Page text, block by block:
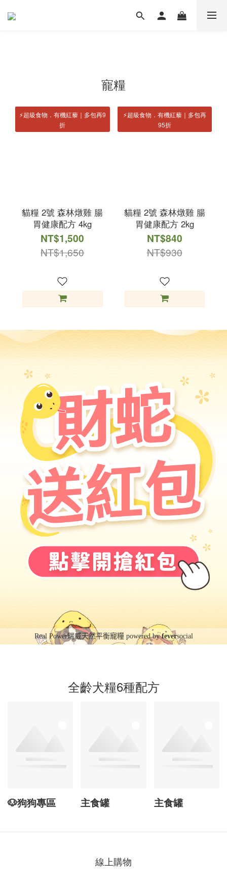
寵糧
⚡️超級食物．有機紅藜｜多包再9
折
貓糧 2號 森林燉雞 腸
胃健康配方 4kg
NT$1,500
NT$1,650
⚡️超級食物．有機紅藜｜多包再
95折
貓糧 2號 森林燉雞 腸
胃健康配方 2kg
NT$840
NT$930
全齡犬糧6種配方
🐶狗狗專區​ 主食罐 主食罐
線上購物